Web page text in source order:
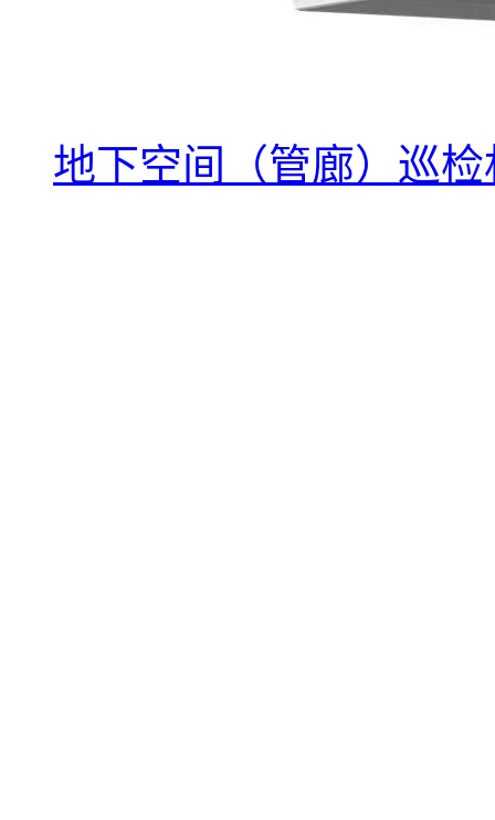
地下空间（管廊）巡